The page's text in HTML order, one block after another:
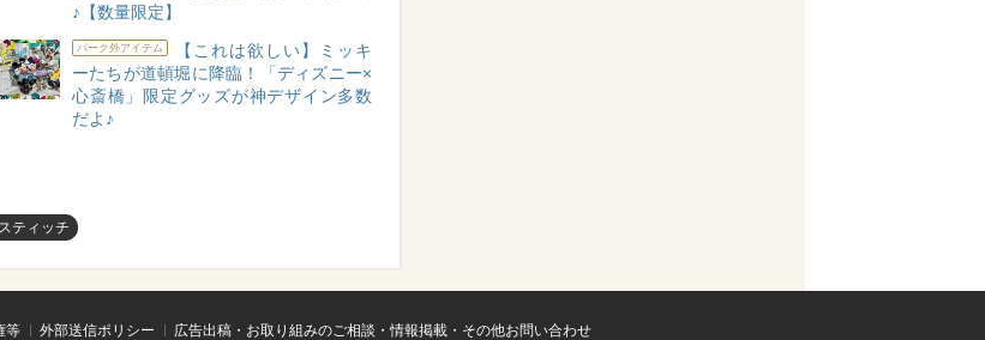
♪【数量限定】
パーク外アイテム
【これは欲しい】ミッキ
ーたちが道頓堀に降臨！「ディズニー×
心斎橋」限定グッズが神デザイン多数
だよ♪
ティッチ
等 外部送信ポリシー
広告出稿・お取り組みのご相談・情報掲載・その他お問い合わせ